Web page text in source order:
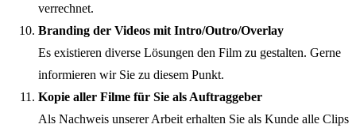
verrechnet.
Branding der Videos mit Intro/Outro/Overlay
Es existieren diverse Lösungen den Film zu gestalten. Gerne
informieren wir Sie zu diesem Punkt.
Kopie aller Filme für Sie als Auftraggeber
Als Nachweis unserer Arbeit erhalten Sie als Kunde alle Clips